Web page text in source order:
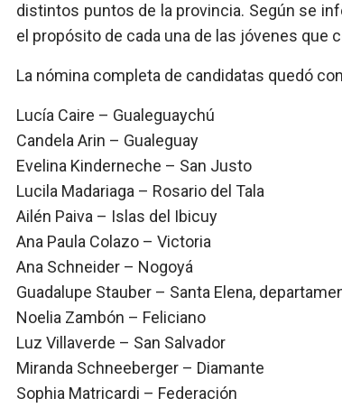
distintos puntos de la provincia. Según se
el propósito de cada una de las jóvenes que
La nómina completa de candidatas quedó
Lucía Caire – Gualeguaychú
Candela Arin – Gualeguay
Evelina Kinderneche – San Justo
Lucila Madariaga – Rosario del Tala
Ailén Paiva – Islas del Ibicuy
Ana Paula Colazo – Victoria
Ana Schneider – Nogoyá
Guadalupe Stauber – Santa Elena,
Noelia Zambón – Feliciano
Luz Villaverde – San Salvador
Miranda Schneeberger – Diamante
Sophia Matricardi – Federación